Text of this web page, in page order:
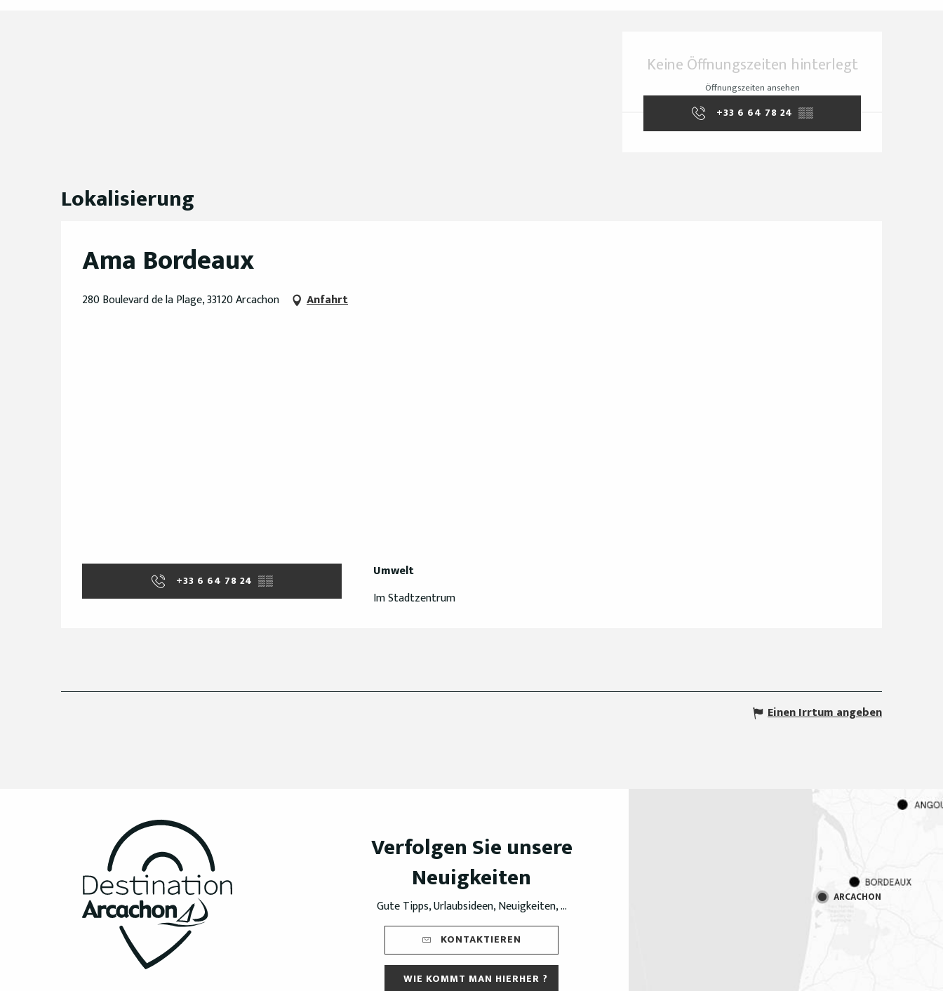
Öffnungszeiten &
Keine Öffnungszeiten hinterlegt
Öffnungszeiten ansehen
+33 6 64 78 24 ▒▒
Lokalisierung
Ama Bordeaux
280 Boulevard de la Plage, 33120 Arcachon Anfahrt
+33 6 64 78 24 ▒▒
Umwelt
Umwelt
Im Stadtzentrum
Einen Irrtum angeben
Verfolgen Sie unsere
Neuigkeiten
Gute Tipps, Urlaubsideen, Neuigkeiten, ...
KONTAKTIEREN
WIE KOMMT MAN HIERHER ?
ARCACHON